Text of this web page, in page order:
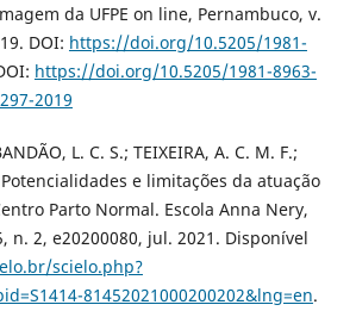
da UFPE on line, Pernambuco, v.
DOI: https://doi.org/10.5205/1981-
https://doi.org/10.5205/1981-8963-
2019
L. C. S.; TEIXEIRA, A. C. M. F.;
Potencialidades e limitações da atuação
Parto Normal. Escola Anna Nery,
n. 2, e20200080, jul. 2021. Disponível
scielo.php?
81452021000200202&lng=en.